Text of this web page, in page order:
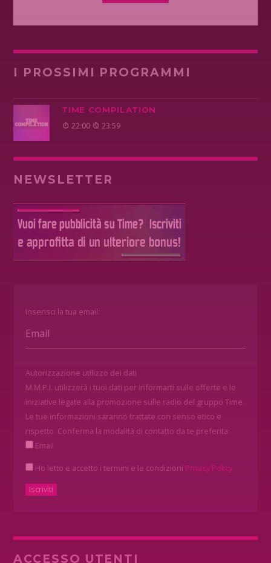
I PROSSIMI PROGRAMMI
TIME COMPILATION
22:00 23:59
NEWSLETTER
Inserisci la tua email:
Autorizzazione utilizzo dei dati
M.M.P.I. utilizzerà i tuoi dati per informarti sulle offerte e le
iniziative legate alla promozione sulle radio del gruppo Time.
Le tue informazioni saranno trattate con senso etico e
rispetto. Conferma la modalità di contatto da te preferita:
Email
Ho letto e accetto i termini e le condizioni Privacy Policy
ACCESSO UTENTI